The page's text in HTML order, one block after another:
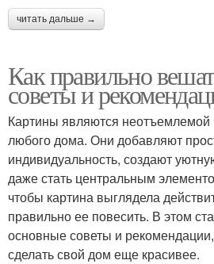
читать дальше →
Как правильно
советы и
Картины являются неотъемлемой
любого дома. Они добавляют
индивидуальность, создают
даже стать центральным
чтобы картина выглядела
правильно ее повесить. В этом
основные советы и
сделать свой дом еще красивее.